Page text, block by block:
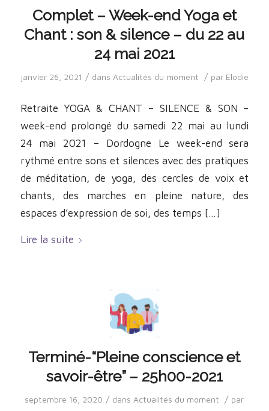
Complet – Week-end Yoga et
Chant : son & silence – du 22 au
24 mai 2021
janvier 26, 2021 / dans Actualités du moment / par Elodie
Retraite YOGA & CHANT – SILENCE & SON –
week-end prolongé du samedi 22 mai au lundi
24 mai 2021 – Dordogne Le week-end sera
rythmé entre sons et silences avec des pratiques
de méditation, de yoga, des cercles de voix et
chants, des marches en pleine nature, des
espaces d’expression de soi, des temps […]
Lire la suite
Terminé-“Pleine conscience et
savoir-être” – 25h00-2021
septembre 16, 2020 / dans Actualités du moment / par